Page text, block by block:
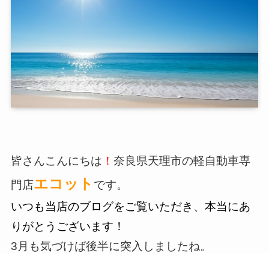
皆さんこんにちは ！ 奈良県天理市の軽自動車専
門店エコット です。
いつも当店のブログをご覧いただき、本当にあ
りがとうございます！
3月も気づけば後半に突入しましたね。